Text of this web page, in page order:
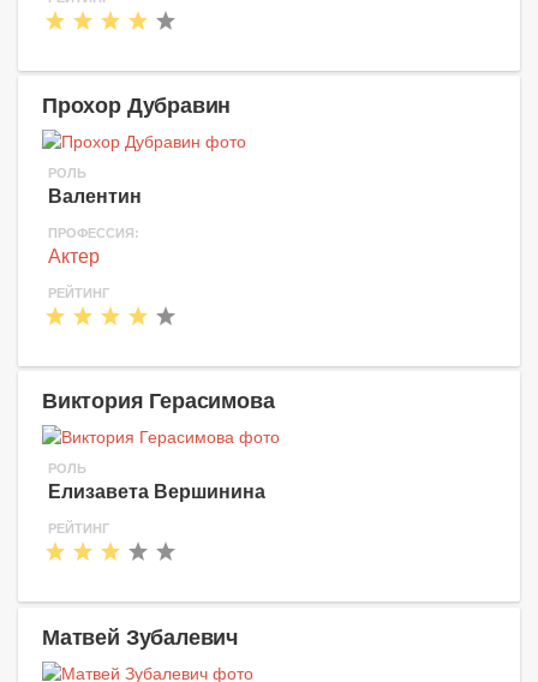
Прохор Дубравин
РОЛЬ
Валентин
ПРОФЕССИЯ:
Актер
РЕЙТИНГ
Виктория Герасимова
РОЛЬ
Елизавета Вершинина
РЕЙТИНГ
Матвей Зубалевич